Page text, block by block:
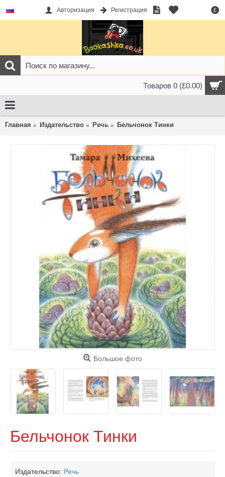
£
Авторизация Регистрация
Товаров 0 (£0.00)
Главная Издательство Речь Бельчонок Тинки
Большое фото
Бельчонок Тинки
Издательство: Речь